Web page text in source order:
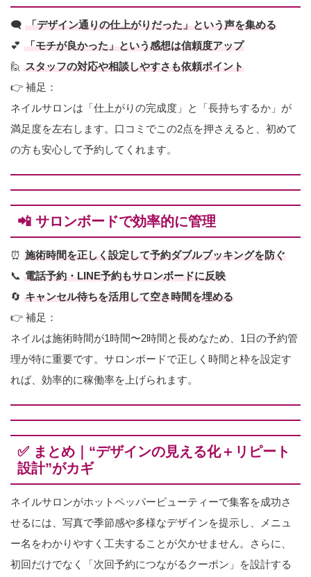
🗨
「デザイン通りの仕上がりだった」という声を集める
💕
「モチが良かった」という感想は信頼度アップ
🙋 スタッフの対応や相談しやすさも依頼ポイント
👉 補足：
ネイルサロンは「仕上がりの完成度」と「長持ちするか」が
満足度を左右します。口コミでこの2点を押さえると、初めて
の方も安心して予約してくれます。
📲 サロンボードで効率的に管理
⏰ 施術時間を正しく設定して予約ダブルブッキングを防ぐ
📞 電話予約・LINE予約もサロンボードに反映
🔄 キャンセル待ちを活用して空き時間を埋める
👉 補足：
ネイルは施術時間が1時間〜2時間と長めなため、1日の予約管
理が特に重要です。サロンボードで正しく時間と枠を設定す
れば、効率的に稼働率を上げられます。
✅ まとめ｜“デザインの見える化＋リピート
設計”がカギ
ネイルサロンがホットペッパービューティーで集客を成功さ
せるには、写真で季節感や多様なデザインを提示し、メニュ
ー名をわかりやすく工夫することが欠かせません。さらに、
初回だけでなく「次回予約につながるクーポン」を設計する